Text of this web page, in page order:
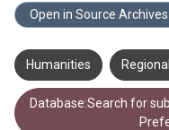
Open in Source Archives
Humanities
Database:Search for